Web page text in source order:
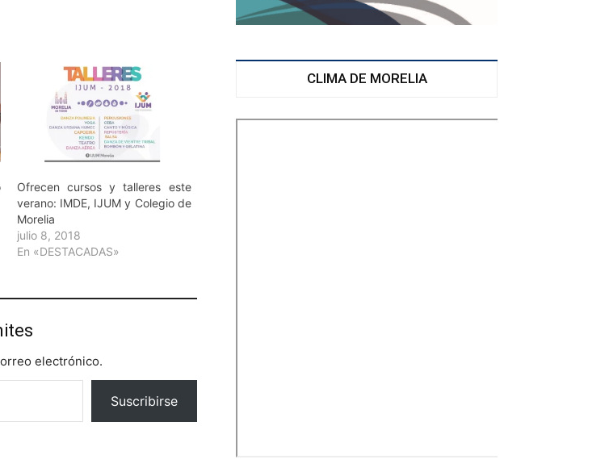
Ofrecen cursos y talleres este
verano: IMDE, IJUM y Colegio de
Morelia
julio 8, 2018
En «DESTACADAS»
electrónico.
Suscribirse
CLIMA DE MORELIA